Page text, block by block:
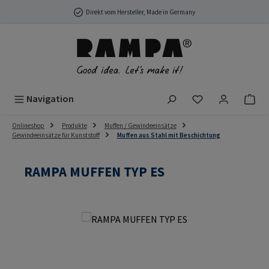
Zum Hauptinhalt springenDirekt vom Hersteller, Made in Germany
Navigation Du hast 0
Onlineshop Produkte
Muffen / Gewindeeinsätze
Gewindeeinsätze für Kunststoff
Muffen aus Stahl mit Beschichtung
RAMPA MUFFEN TYP ES
Bildergalerie überspringen